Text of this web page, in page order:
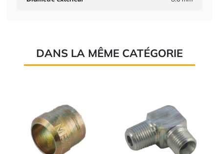
DANS LA MÊME CATÉGORIE